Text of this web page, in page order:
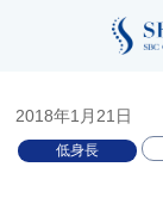
整形外科コラ
2018年1月21日
低身長